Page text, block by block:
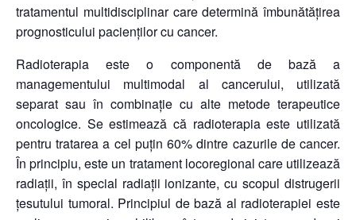
tratamentul multidisciplinar care determină îmbunătățirea
prognosticului pacienților cu cancer.
Radioterapia este o componentă de bază a
managementului multimodal al cancerului, utilizată
separat sau în combinație cu alte metode terapeutice
oncologice. Se estimează că radioterapia este utilizată
pentru tratarea a cel puțin 60% dintre cazurile de cancer.
În principiu, este un tratament locoregional care utilizează
radiații, în special radiații ionizante, cu scopul distrugerii
țesutului tumoral. Principiul de bază al radioterapiei este